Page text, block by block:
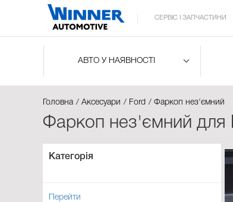
СЕРВІС І ЗАПЧАСТИНИ
АВТО У НАЯВНОСТІ
Головна Аксесуари Ford Фаркоп нез'ємний
Фаркоп нез'ємний для
Категорія
Перейти